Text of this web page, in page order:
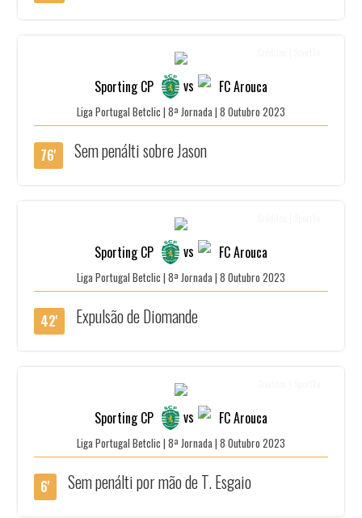
Sporting CP vs FC Arouca
Liga Portugal Betclic | 8ª Jornada | 8 Outubro 2023
76' Sem penálti sobre Jason
Sporting CP vs FC Arouca
Liga Portugal Betclic | 8ª Jornada | 8 Outubro 2023
42' Expulsão de Diomande
Sporting CP vs FC Arouca
Liga Portugal Betclic | 8ª Jornada | 8 Outubro 2023
6' Sem penálti por mão de T. Esgaio